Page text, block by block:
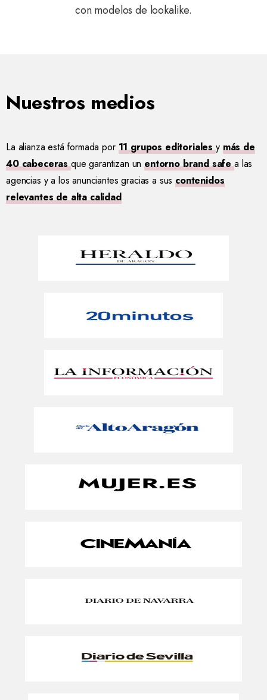
con modelos de lookalike.
Nuestros medios
La alianza está formada por 11 grupos editorialesy más de
40 cabecerasque garantizan unentorno brand safea las
agencias y a los anunciantes gracias a suscontenidos
relevantes de alta calidad